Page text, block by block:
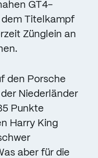
GT4-
dem Titelkampf
Zünglein an
den Porsche
Niederländer
Punkte
Harry King
aber für die